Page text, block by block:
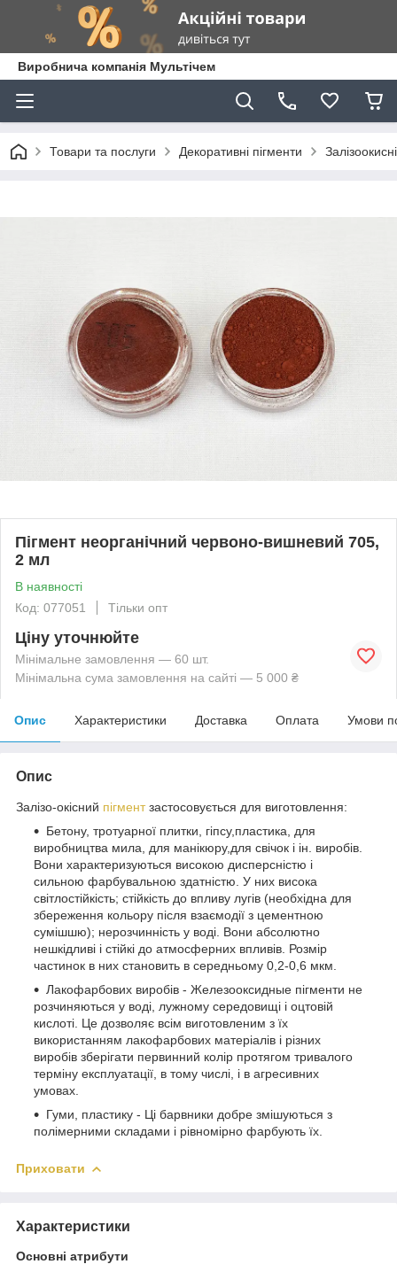
Виробнича компанія Мультічем
Товари та послуги Декоративні пігменти
Пігмент неорганічний червоно-вишневий 705,
2 мл
В наявності
Код: 077051
Тільки опт
Ціну уточнюйте
Мінімальне замовлення — 60 шт.
Мінімальна сума замовлення на сайті — 5 000 ₴
Опис Характеристики Доставка Оплата Умови
Опис
Залізо-окісний пігментзастосовується для виготовлення:
Бетону, тротуарної плитки, гіпсу,пластика, для
виробництва мила, для манікюру,для свічок і ін. виробів.
Вони характеризуються високою дисперсністю і
сильною фарбувальною здатністю. У них висока
світлостійкість; стійкість до впливу лугів (необхідна для
збереження кольору після взаємодії з цементною
сумішшю); нерозчинність у воді. Вони абсолютно
нешкідливі і стійкі до атмосферних впливів. Розмір
частинок в них становить в середньому 0,2-0,6 мкм.
Лакофарбових виробів - Железооксидные пігменти не
розчиняються у воді, лужному середовищі і оцтовій
кислоті. Це дозволяє всім виготовленим з їх
використанням лакофарбових матеріалів і різних
виробів зберігати первинний колір протягом тривалого
терміну експлуатації, в тому числі, і в агресивних
умовах.
Гуми, пластику - Ці барвники добре змішуються з
полімерними складами і рівномірно фарбують їх.
Приховати
Характеристики
Основні атрибути